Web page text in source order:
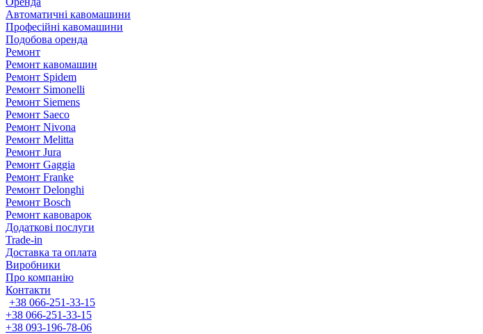
Автоматичні кавомашини
Професійні кавомашини
Подобова оренда
Ремонт
Ремонт кавомашин
Ремонт Spidem
Ремонт Simonelli
Ремонт Siemens
Ремонт Saeco
Ремонт Nivona
Ремонт Melitta
Ремонт Jura
Ремонт Gaggia
Ремонт Franke
Ремонт Delonghi
Ремонт Bosch
Ремонт кавоварок
Додаткові послуги
Trade-in
Доставка та оплата
Виробники
Про компанію
Контакти
+38 066-251-33-15
+38 066-251-33-15
+38 093-196-78-06